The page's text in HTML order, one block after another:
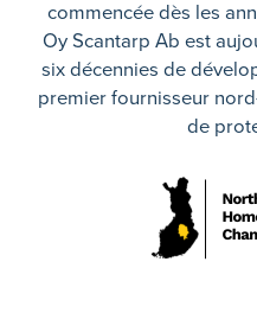
commencée dès les
Oy Scantarp Ab est
six décennies de
premier fournisseur
de